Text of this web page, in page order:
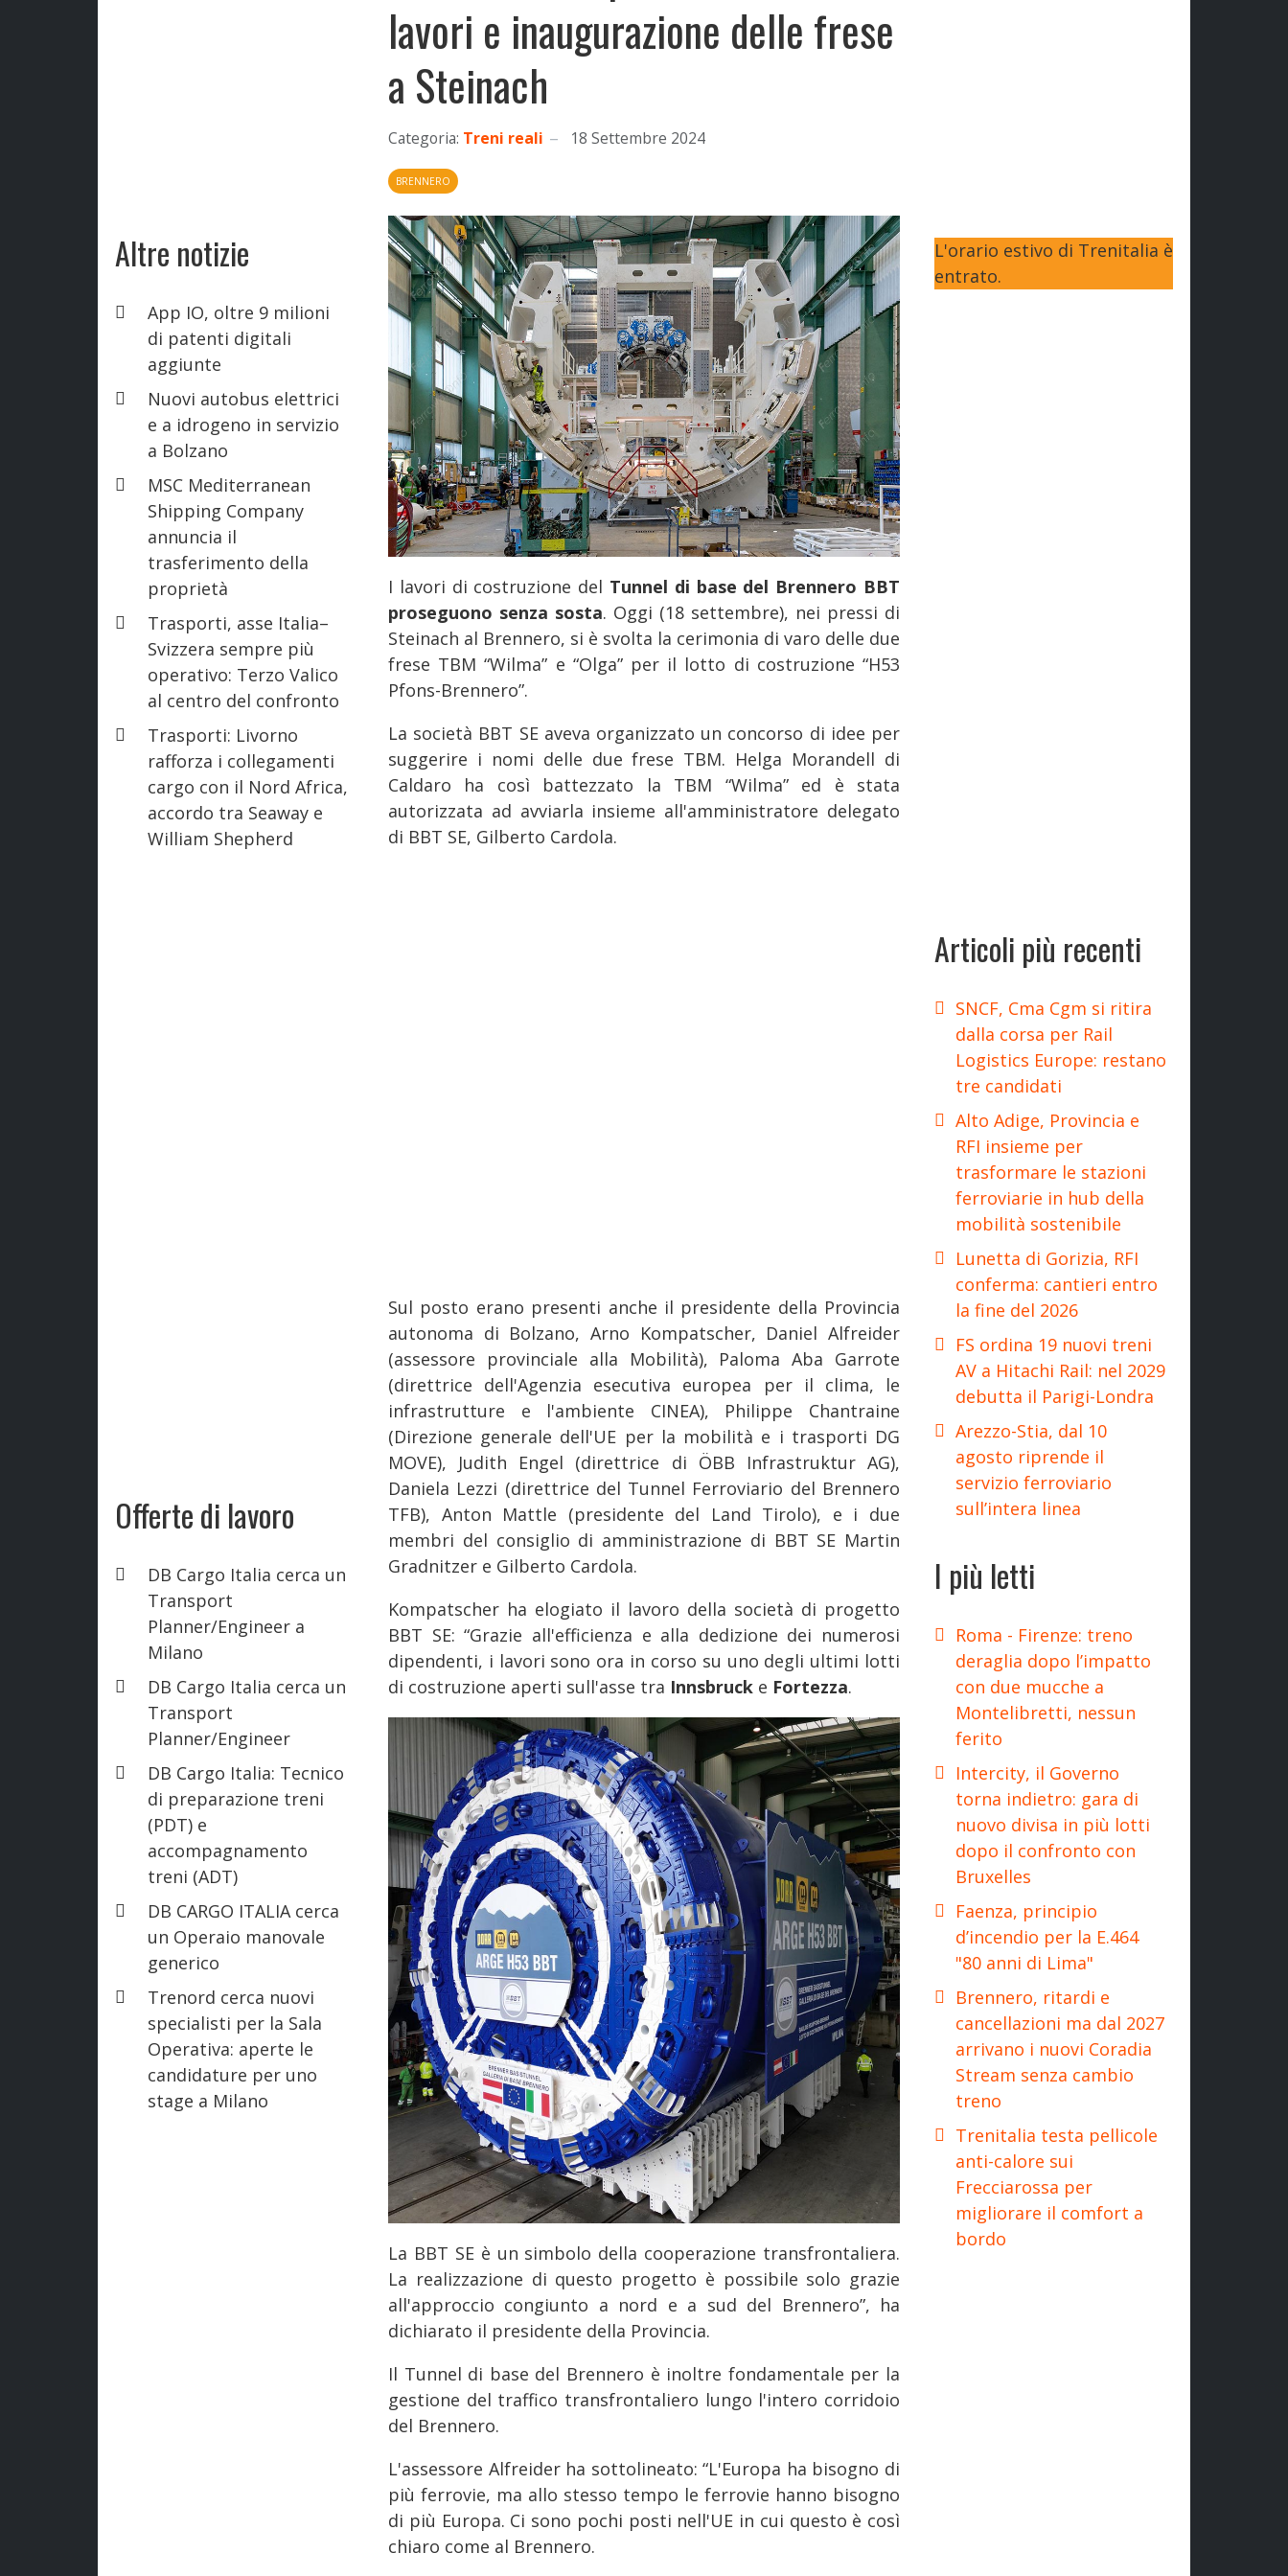
Altre notizie
App IO, oltre 9 milioni
di patenti digitali
aggiunte
Nuovi autobus elettrici
e a idrogeno in servizio
a Bolzano
MSC Mediterranean
Shipping Company
annuncia il
trasferimento della
proprietà
Trasporti, asse Italia–
Svizzera sempre più
operativo: Terzo Valico
al centro del confronto
Trasporti: Livorno
rafforza i collegamenti
cargo con il Nord Africa,
accordo tra Seaway e
William Shepherd
Offerte di lavoro
DB Cargo Italia cerca un
Transport
Planner/Engineer a
Milano
DB Cargo Italia cerca un
Transport
Planner/Engineer
DB Cargo Italia: Tecnico
di preparazione treni
(PDT) e
accompagnamento
treni (ADT)
DB CARGO ITALIA cerca
un Operaio manovale
generico
Trenord cerca nuovi
specialisti per la Sala
Operativa: aperte le
candidature per uno
stage a Milano
lavori e inaugurazione delle frese
a Steinach
Categoria: Treni reali 18 Settembre 2024
BRENNERO
I lavori di costruzione del Tunnel di base del Brennero BBT
proseguono senza sosta. Oggi (18 settembre), nei pressi di
Steinach al Brennero, si è svolta la cerimonia di varo delle due
frese TBM “Wilma” e “Olga” per il lotto di costruzione “H53
Pfons-Brennero”.
La società BBT SE aveva organizzato un concorso di idee per
suggerire i nomi delle due frese TBM. Helga Morandell di
Caldaro ha così battezzato la TBM “Wilma” ed è stata
autorizzata ad avviarla insieme all'amministratore delegato
di BBT SE, Gilberto Cardola.
Sul posto erano presenti anche il presidente della Provincia
autonoma di Bolzano, Arno Kompatscher, Daniel Alfreider
(assessore provinciale alla Mobilità), Paloma Aba Garrote
(direttrice dell'Agenzia esecutiva europea per il clima, le
infrastrutture e l'ambiente CINEA), Philippe Chantraine
(Direzione generale dell'UE per la mobilità e i trasporti DG
MOVE), Judith Engel (direttrice di ÖBB Infrastruktur AG),
Daniela Lezzi (direttrice del Tunnel Ferroviario del Brennero
TFB), Anton Mattle (presidente del Land Tirolo), e i due
membri del consiglio di amministrazione di BBT SE Martin
Gradnitzer e Gilberto Cardola.
Kompatscher ha elogiato il lavoro della società di progetto
BBT SE: “Grazie all'efficienza e alla dedizione dei numerosi
dipendenti, i lavori sono ora in corso su uno degli ultimi lotti
di costruzione aperti sull'asse tra Innsbruck e Fortezza.
La BBT SE è un simbolo della cooperazione transfrontaliera.
La realizzazione di questo progetto è possibile solo grazie
all'approccio congiunto a nord e a sud del Brennero”, ha
dichiarato il presidente della Provincia.
Il Tunnel di base del Brennero è inoltre fondamentale per la
gestione del traffico transfrontaliero lungo l'intero corridoio
del Brennero.
L'assessore Alfreider ha sottolineato: “L'Europa ha bisogno di
più ferrovie, ma allo stesso tempo le ferrovie hanno bisogno
di più Europa. Ci sono pochi posti nell'UE in cui questo è così
chiaro come al Brennero.
L'orario estivo di Trenitalia è
entrato.
Articoli più recenti
SNCF, Cma Cgm si ritira
dalla corsa per Rail
Logistics Europe: restano
tre candidati
Alto Adige, Provincia e
RFI insieme per
trasformare le stazioni
ferroviarie in hub della
mobilità sostenibile
Lunetta di Gorizia, RFI
conferma: cantieri entro
la fine del 2026
FS ordina 19 nuovi treni
AV a Hitachi Rail: nel 2029
debutta il Parigi-Londra
Arezzo-Stia, dal 10
agosto riprende il
servizio ferroviario
sull’intera linea
I più letti
Roma - Firenze: treno
deraglia dopo l’impatto
con due mucche a
Montelibretti, nessun
ferito
Intercity, il Governo
torna indietro: gara di
nuovo divisa in più lotti
dopo il confronto con
Bruxelles
Faenza, principio
d’incendio per la E.464
"80 anni di Lima"
Brennero, ritardi e
cancellazioni ma dal 2027
arrivano i nuovi Coradia
Stream senza cambio
treno
Trenitalia testa pellicole
anti-calore sui
Frecciarossa per
migliorare il comfort a
bordo